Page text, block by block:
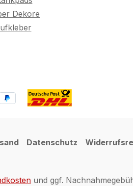
Dekore
Datenschutz
und ggf.